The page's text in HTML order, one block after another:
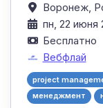
Воронеж,
пн, 22 июня
Бесплатно
Вебфлай
project
менеджмент